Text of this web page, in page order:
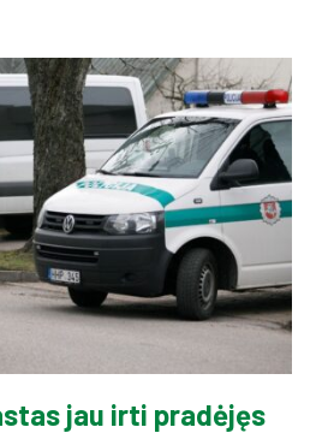
jau irti pradėjęs